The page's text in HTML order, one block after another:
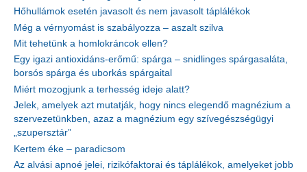
Hőhullámok esetén javasolt és nem javasolt táplálékok
Még a vérnyomást is szabályozza – aszalt szilva
Mit tehetünk a homlokráncok ellen?
Egy igazi antioxidáns-erőmű: spárga – snidlinges spárgasaláta,
borsós spárga és uborkás spárgaital
Miért mozogjunk a terhesség ideje alatt?
Jelek, amelyek azt mutatják, hogy nincs elegendő magnézium a
szervezetünkben, azaz a magnézium egy szívegészségügyi
„szupersztár”
Kertem éke – paradicsom
Az alvási apnoé jelei, rizikófaktorai és táplálékok, amelyeket jobb